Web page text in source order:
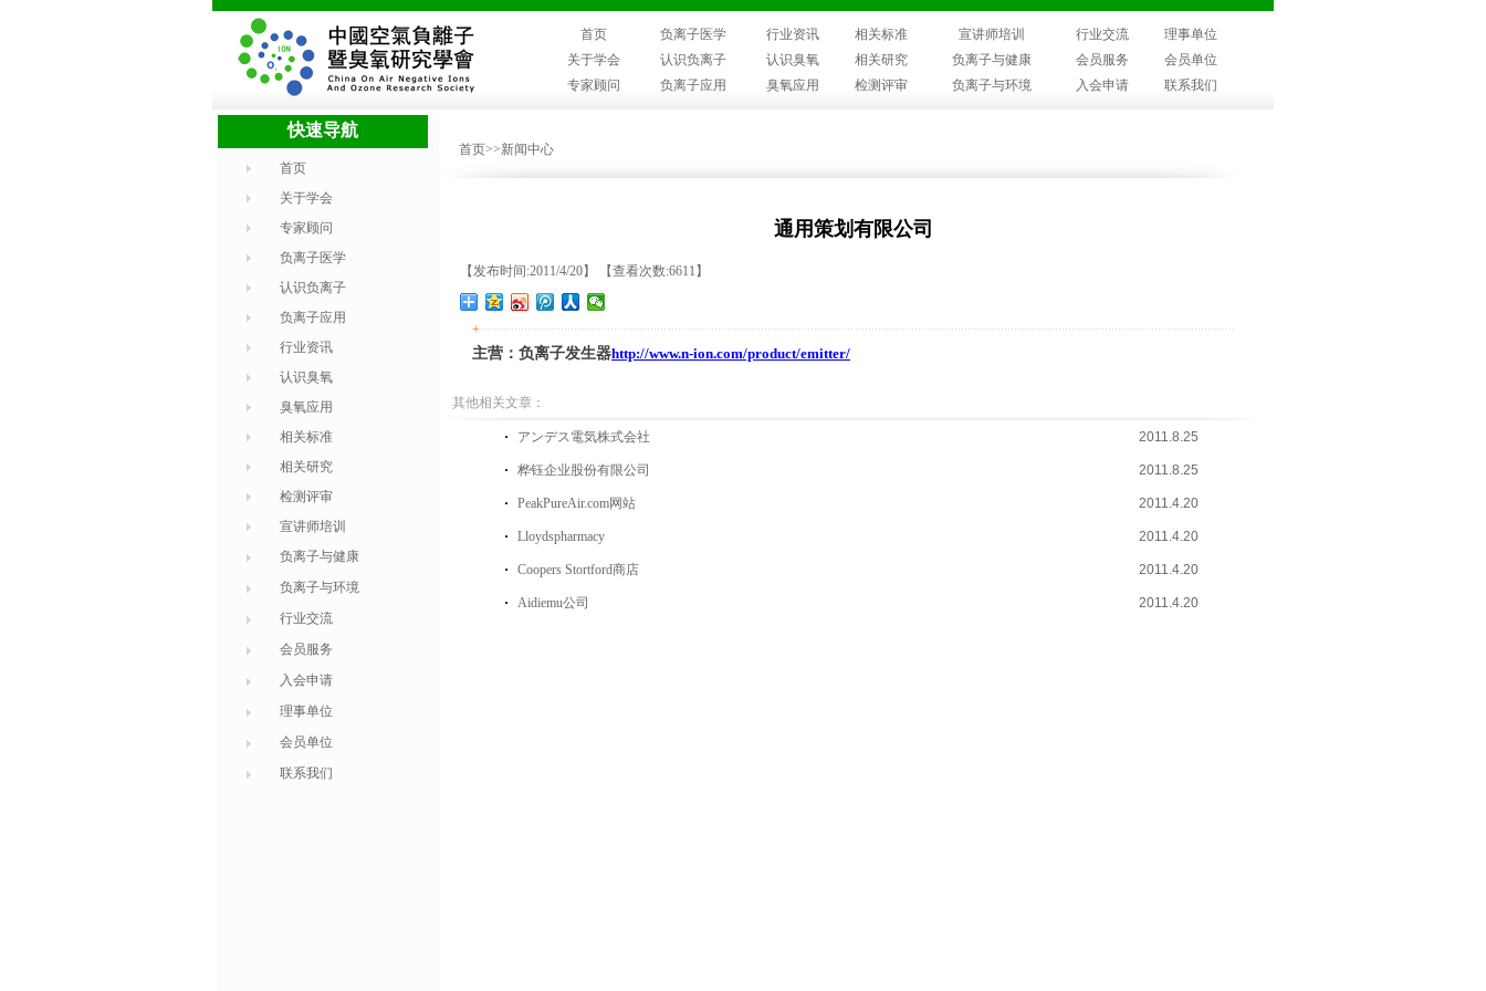
首页 负离子医学 行业资讯 相关标准 宣讲师培训 行业交流
理事单位
关于学会
认识负离子 认识臭氧 相关研究 负离子与健康 会员服务
会员单位
专家顾问
负离子应用 臭氧应用 检测评审 负离子与环境 入会申请 联系我们
快速导航
首页
关于学会
专家顾问
负离子医学
认识负离子
负离子应用
行业资讯
认识臭氧
臭氧应用
相关标准
相关研究
检测评审
宣讲师培训
负离子与健康
负离子与环境
行业交流
会员服务
入会申请
理事单位
会员单位
联系我们
首页>>新闻中心
通用策划有限公司
【发布时间:2011/4/20】 【查看次数:6611】
+
主营：负离子发生器http://www.n-ion.com/product/emitter/
其他相关文章：
アンデス電気株式会社 2011.8.25
桦钰企业股份有限公司 2011.8.25
PeakPureAir.com网站 2011.4.20
Lloydspharmacy 2011.4.20
Coopers Stortford商店 2011.4.20
Aidiemu公司 2011.4.20